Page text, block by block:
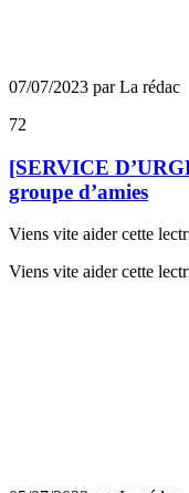
07/07/2023 par La rédac
72
[SERVICE
groupe d’amies
Viens vite aider cette
Viens vite aider cette